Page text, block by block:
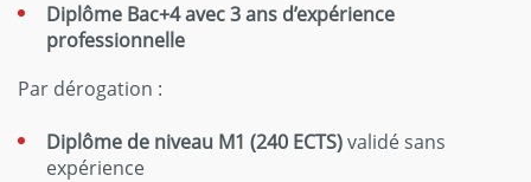
Diplôme Bac+4 avec 3 ans d’expérience
professionnelle
Par dérogation :
Diplôme de niveau M1 (240 ECTS)validé sans
expérience